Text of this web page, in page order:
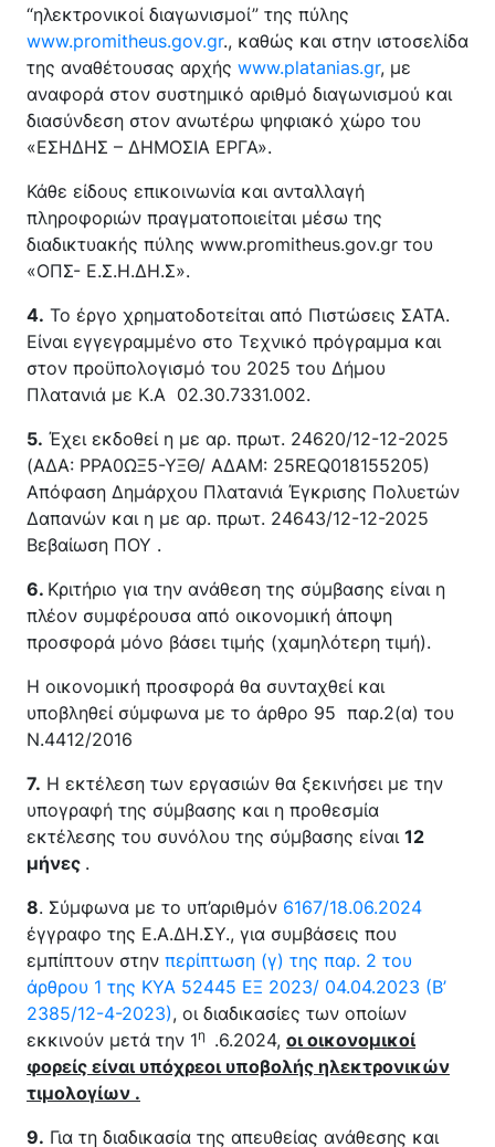
“ηλεκτρονικοί διαγωνισμοί” της πύλης
www.promitheus.gov.gr., καθώς και στην ιστοσελίδα
της αναθέτουσας αρχής www.platanias.gr, με
αναφορά στον συστημικό αριθμό διαγωνισμού και
διασύνδεση στον ανωτέρω ψηφιακό χώρο του
«ΕΣΗΔΗΣ – ΔΗΜΟΣΙΑ ΕΡΓΑ».
Κάθε είδους επικοινωνία και ανταλλαγή
πληροφοριών πραγματοποιείται μέσω της
διαδικτυακής πύλης www.promitheus.gov.gr του
«ΟΠΣ- Ε.Σ.Η.ΔΗ.Σ».
4. Το έργο χρηματοδοτείται από Πιστώσεις ΣΑΤΑ.
Είναι εγγεγραμμένο στο Τεχνικό πρόγραμμα και
στον προϋπολογισμό του 2025 του Δήμου
Πλατανιά με Κ.Α 02.30.7331.002.
5. Έχει εκδοθεί η με αρ. πρωτ. 24620/12-12-2025
(ΑΔΑ: ΡΡΑ0ΩΞ5-ΥΞΘ/ ΑΔΑΜ: 25REQ018155205)
Απόφαση Δημάρχου Πλατανιά Έγκρισης Πολυετών
Δαπανών και η με αρ. πρωτ. 24643/12-12-2025
Βεβαίωση ΠΟΥ .
6. Κριτήριο για την ανάθεση της σύμβασης είναι η
πλέον συμφέρουσα από οικονομική άποψη
προσφορά μόνο βάσει τιμής (χαμηλότερη τιμή).
Η οικονομική προσφορά θα συνταχθεί και
υποβληθεί σύμφωνα με το άρθρο 95 παρ.2(α) του
Ν.4412/2016
7. Η εκτέλεση των εργασιών θα ξεκινήσει με την
υπογραφή της σύμβασης και η προθεσμία
εκτέλεσης του συνόλου της σύμβασης είναι 12
μήνες .
8. Σύμφωνα με το υπ’αριθμόν 6167/18.06.2024
έγγραφο της Ε.Α.ΔΗ.ΣΥ., για συμβάσεις που
εμπίπτουν στην περίπτωση (γ) της παρ. 2 του
άρθρου 1 της ΚΥΑ 52445 ΕΞ 2023/ 04.04.2023 (Β’
2385/12-4-2023), οι διαδικασίες των οποίων
εκκινούν μετά την 1η .6.2024, οι οικονομικοί
φορείς είναι υπόχρεοι υποβολής ηλεκτρονικών
τιμολογίων .
9. Για τη διαδικασία της απευθείας ανάθεσης και